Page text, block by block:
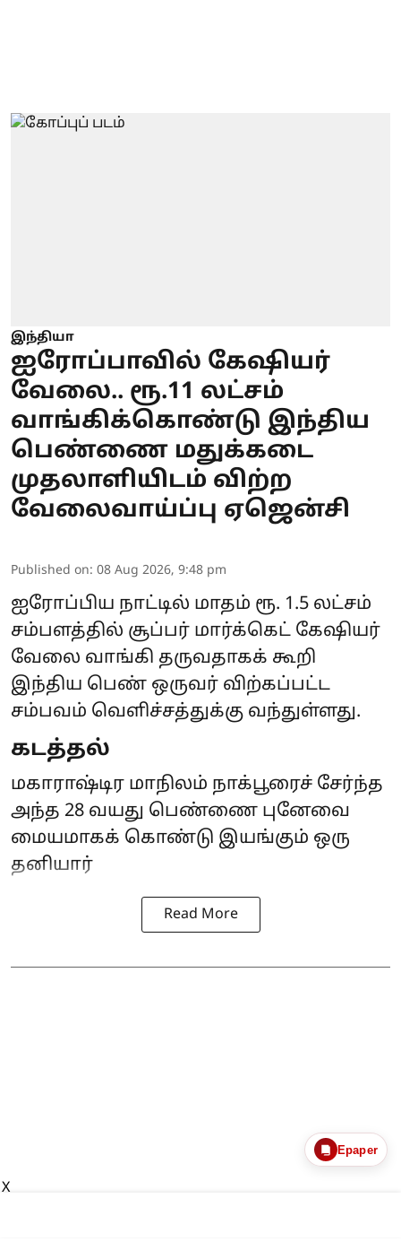
இந்தியா
ஐரோப்பாவில் கேஷியர்
வேலை.. ரூ.11 லட்சம்
வாங்கிக்கொண்டு இந்திய
பெண்ணை மதுக்கடை
முதலாளியிடம் விற்ற
வேலைவாய்ப்பு ஏஜென்சி
Published on: 08 Aug 2026, 9:48 pm
ஐரோப்பிய நாட்டில் மாதம் ரூ. 1.5 லட்சம்
சம்பளத்தில் சூப்பர் மார்க்கெட் கேஷியர்
வேலை வாங்கி தருவதாகக் கூறி
இந்திய பெண் ஒருவர் விற்கப்பட்ட
சம்பவம் வெளிச்சத்துக்கு வந்துள்ளது.
கடத்தல்
மகாராஷ்டிர மாநிலம் நாக்பூரைச் சேர்ந்த
அந்த 28 வயது பெண்ணை புனேவை
மையமாகக் கொண்டு இயங்கும் ஒரு
தனியார்
Read More
Epaper
X